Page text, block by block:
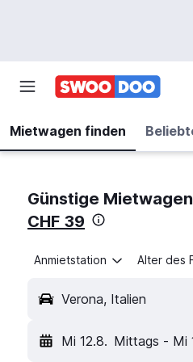
Mietwagen finden
Günstige
CHF 39
Anmietstation Alter des
Verona, Italien
Mi 12.8. Mittags - Mi